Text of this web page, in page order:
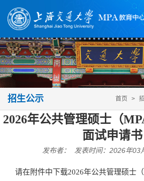
招生公示 首页 >
2026年公共管理硕士（
面试申请书
发布者： 发表时间：2026年03
请在附件中下载2026年公共管理硕士